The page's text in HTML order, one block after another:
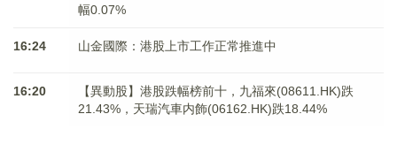
幅0.07%
16:24 山金國際：港股上市工作正常推進中
16:20
【異動股】港股跌幅榜前十，九福來(08611.HK)跌
21.43%，天瑞汽車内飾(06162.HK)跌18.44%